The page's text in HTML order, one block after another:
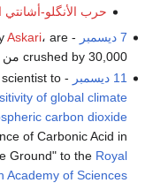
حرب الأنگلو-أشانتي
7 ديسمبر
- A corps of 2,350 Italian troops, mostly
Askari، are
crushed by 30,000 من القوات الحبشية في
11 ديسمبر
-
to
of global climate
carbon dioxide
of Carbonic Acid in
Ground" to the Royal
Academy of Sciences